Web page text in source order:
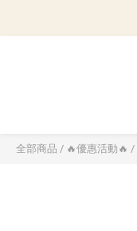
全部商品 / 🔥優惠活動🔥 /